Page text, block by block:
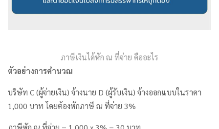
ภาษีเงินได้หัก ณ ที่จ่าย คืออะไร
ตัวอย่างการคำนวณ
บริษัท C (ผู้จ่ายเงิน) จ้างนาย D (ผู้รับเงิน) จ้างออกแบบในราคา
1,000 บาท โดยต้องหักภาษี ณ ที่จ่าย 3%